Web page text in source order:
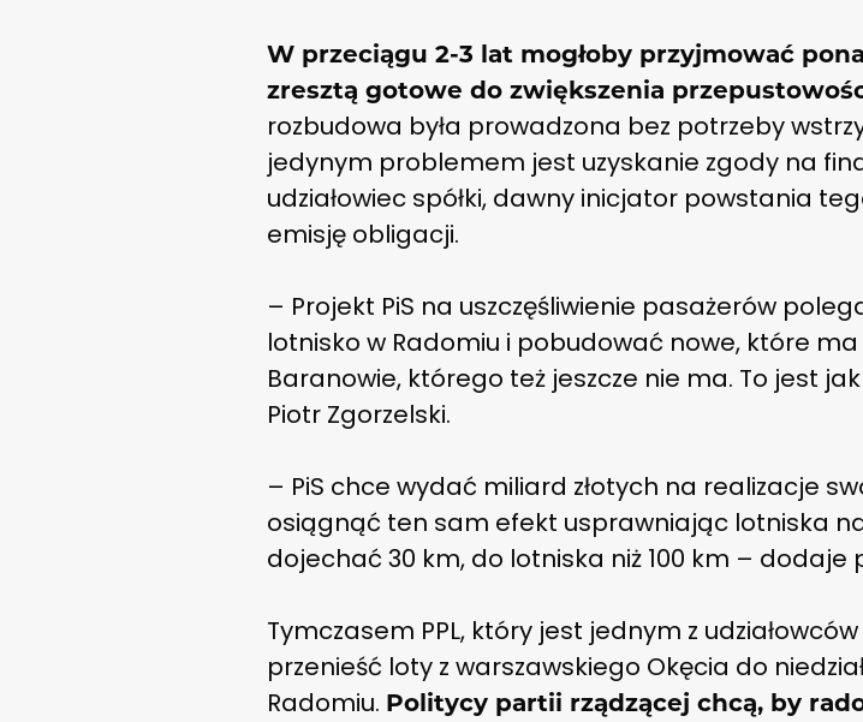
W przeciągu 2-3 lat mogłoby przyjmować
zresztą gotowe do zwiększenia
rozbudowa była prowadzona bez potrzeby
jedynym problemem jest uzyskanie zgody na
udziałowiec spółki, dawny inicjator powstania
emisję obligacji.
– Projekt PiS na uszczęśliwienie pasażerów
lotnisko w Radomiu i pobudować nowe, które
Baranowie, którego też jeszcze nie ma. To jest
Piotr Zgorzelski.
– PiS chce wydać miliard złotych na realizacje
osiągnąć ten sam efekt usprawniając lotniska na
dojechać 30 km, do lotniska niż 100 km – dodaje
Tymczasem PPL, który jest jednym z
przenieść loty z warszawskiego Okęcia do
Radomiu. Politycy partii rządzącej chcą, by